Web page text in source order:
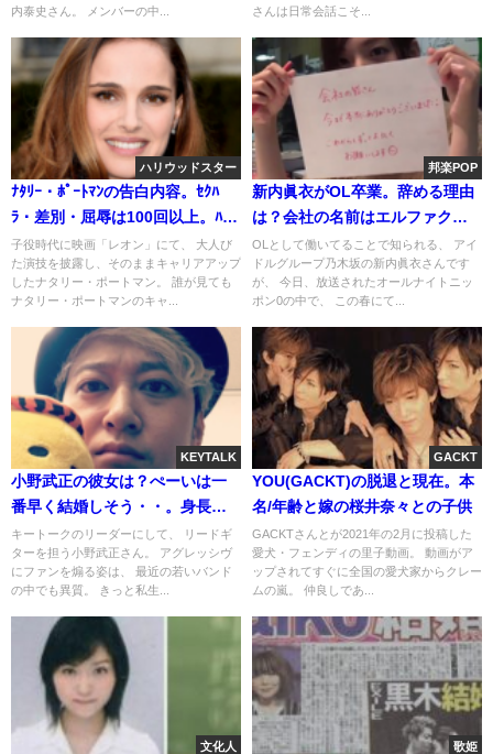
内泰史さん。 メンバーの中...
さんは日常会話こそ...
ハリウッドスター
ﾅﾀﾘｰ・ﾎﾟｰﾄﾏﾝの告白内容。ｾｸﾊ
ﾗ・差別・屈辱は100回以上。ﾊﾘｳ
ｯﾄﾞの闇
子役時代に映画「レオン」にて、 大人び
た演技を披露し、そのままキャリアアップ
したナタリー・ポートマン。 誰が見ても
ナタリー・ポートマンのキャ...
邦楽POP
新内眞衣がOL卒業。辞める理由
は？会社の名前はエルファクト
リー説(本当に働いてた？)
OLとして働いてることで知られる、 アイ
ドルグループ乃木坂の新内眞衣さんです
が、 今日、放送されたオールナイトニッ
ポン0の中で、 この春にて...
KEYTALK
小野武正の彼女は？ぺーいは一
番早く結婚しそう・・。身長と
スタイル良しとリーダーシップ
(性格)
キートークのリーダーにして、 リードギ
ターを担う小野武正さん。 アグレッシヴ
にファンを煽る姿は、 最近の若いバンド
の中でも異質。 きっと私生...
GACKT
YOU(GACKT)の脱退と現在。本
名/年齢と嫁の桜井奈々との子供
GACKTさんとが2021年の2月に投稿した
愛犬・フェンディの里子動画。 動画がア
ップされてすぐに全国の愛犬家からクレー
ムの嵐。 仲良しであ...
文化人 歌姫